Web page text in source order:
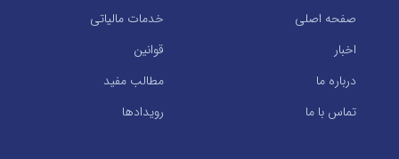
خدمات مالیاتی
صفحه اصلی
قوانین
اخبار
مطالب مفید
درباره ما
رویدادها
تماس با ما